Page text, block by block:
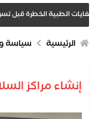
الرئيسية سياسة
إنشاء مراكز